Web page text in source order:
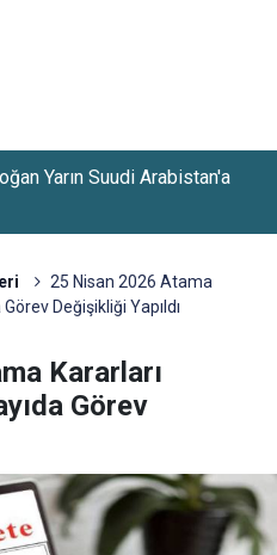
Personel Ve İşçi Alımı
25 Nisan 2026 Atama
Değişikliği Yapıldı
Kararları
Görev